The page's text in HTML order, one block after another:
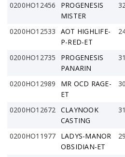
0200HO12456
PROGENESIS
MISTER
0200HO12533
AOT HIGHLIFE-
P-RED-ET
0200HO12735
PROGENESIS
PANARIN
0200HO12989
MR OCD RAGE-
ET
0200HO12672 CLAYNOOK
CASTING
0200HO11977
LADYS-MANOR
OBSIDIAN-ET